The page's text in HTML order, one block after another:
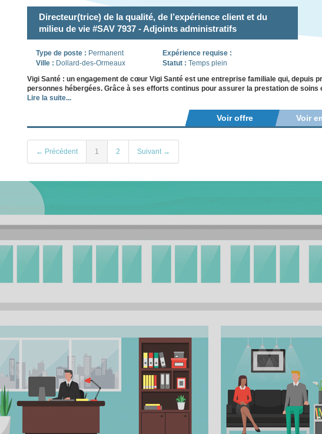
Directeur(trice) de la qualité, de l’expérience client et du
milieu de vie #SAV 7937 - Adjoints administratifs
Type de poste : Permanent
Ville : Dollard-des-Ormeaux
Expérience requise :
Statut : Temps plein
Vigi Santé : un engagement de cœur Vigi Santé est une entreprise familiale qui, depuis
personnes hébergées. Grâce à ses efforts continus pour assurer la prestation de
Lire la suite...
Voir offre Voir
← Précédent 1 2 Suivant →